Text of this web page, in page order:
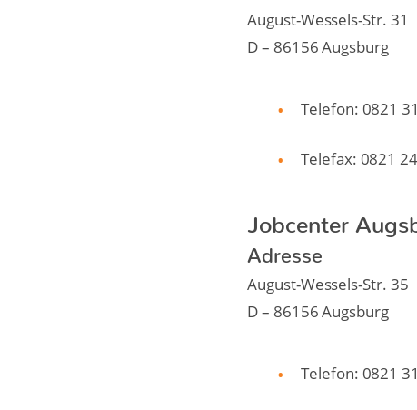
August-Wessels-Str. 31
D – 86156 Augsburg
Telefon: 0821
Telefax: 0821
Jobcenter
Adresse
August-Wessels-Str. 35
D – 86156 Augsburg
Telefon: 0821